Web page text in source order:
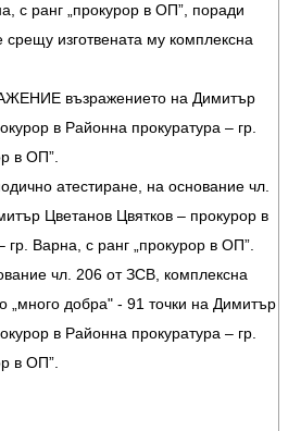
с ранг „прокурор в ОП”, поради
изготвената му комплексна
възражението на Димитър
в Районна прокуратура – гр.
в ОП”.
атестиране, на основание чл.
Цветанов Цвятков – прокурор в
гр. Варна, с ранг „прокурор в ОП”.
чл. 206 от ЗСВ, комплексна
„много добра" - 91 точки на Димитър
в Районна прокуратура – гр.
в ОП”.